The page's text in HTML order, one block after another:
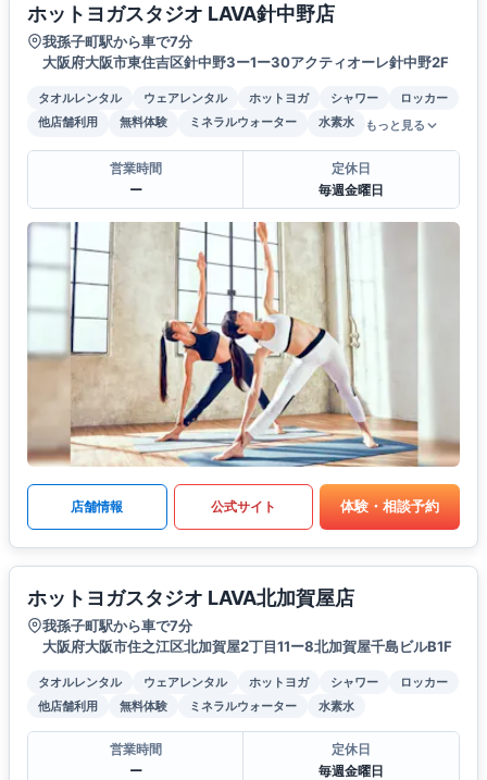
ホットヨガスタジオ LAVA針中野店
我孫子町駅から車で7分
大阪府大阪市東住吉区針中野3ー1ー30アクティオーレ針中野2F
タオルレンタル ウェアレンタル ホットヨガ シャワー
ロッカー
他店舗利用
無料体験 ミネラルウォーター 水素水 もっと見る
営業時間
ー
定休日
毎週金曜日
店舗情報 公式サイト 体験・相談予約
ホットヨガスタジオ LAVA北加賀屋店
我孫子町駅から車で7分
大阪府大阪市住之江区北加賀屋2丁目11ー8北加賀屋千島ビルB1F
タオルレンタル ウェアレンタル ホットヨガ シャワー
ロッカー
他店舗利用
無料体験 ミネラルウォーター 水素水
営業時間
ー
定休日
毎週金曜日